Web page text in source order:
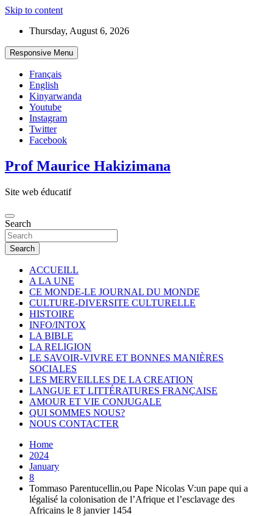
Skip to content
Thursday, August 6, 2026
Responsive Menu
Français
English
Kinyarwanda
Youtube
Instagram
Twitter
Facebook
Prof Maurice Hakizimana
Site web éducatif
Search
Search
ACCUEILL
A LA UNE
CE MONDE-LE JOURNAL DU MONDE
CULTURE-DIVERSITE CULTURELLE
HISTOIRE
INFO/INTOX
LA BIBLE
LA RELIGION
LE SAVOIR-VIVRE ET BONNES MANIÈRES
SOCIALES
LES MERVEILLES DE LA CREATION
LANGUE ET LITTÉRATURES FRANÇAISE
AMOUR ET VIE CONJUGALE
QUI SOMMES NOUS?
NOUS CONTACTER
Home
2024
January
8
Tommaso Parentucellin,ou Pape Nicolas V:un pape qui a
légalisé la colonisation de l’Afrique et l’esclavage des
Africains le 8 janvier 1454